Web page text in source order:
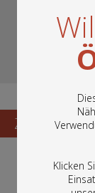
Klicken
In
Zum